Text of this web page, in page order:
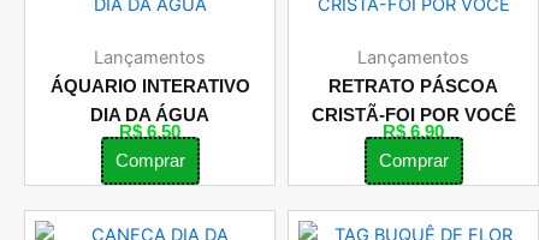
Lançamentos
ÁQUARIO INTERATIVO
DIA DA ÁGUA
R$ 6,50
Comprar
Lançamentos
RETRATO PÁSCOA
CRISTÃ-FOI POR VOCÊ
R$ 6,90
Comprar